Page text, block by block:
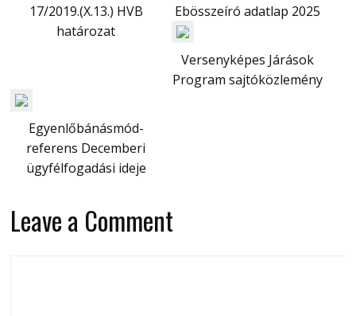
17/2019.(X.13.) HVB
határozat
Ebösszeíró adatlap 2025
Versenyképes Járások
Program sajtóközlemény
Egyenlőbánásmód-
referens Decemberi
ügyfélfogadási ideje
Leave a Comment